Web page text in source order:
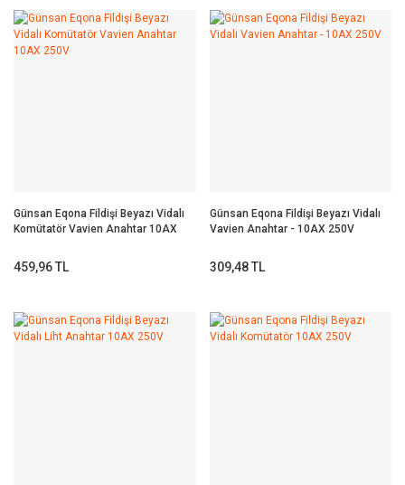
Günsan Eqona Fildişi Beyazı Vidalı
Komütatör Vavien Anahtar 10AX
459,96 TL
Günsan Eqona Fildişi Beyazı Vidalı
Vavien Anahtar - 10AX 250V
309,48 TL